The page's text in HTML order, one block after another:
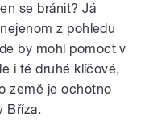
se bránit? Já
z pohledu
by mohl pomoct v
i té druhé klíčové,
země je ochotno
Bříza.